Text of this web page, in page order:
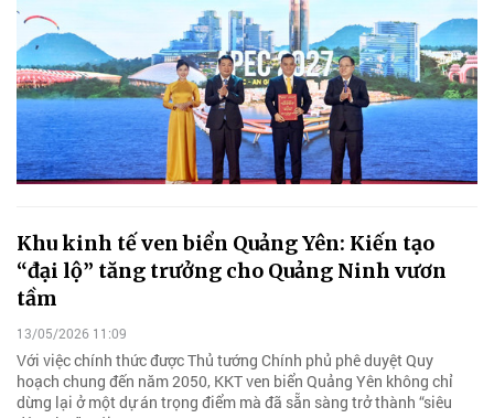
Khu kinh tế ven biển Quảng Yên: Kiến tạo
“đại lộ” tăng trưởng cho Quảng Ninh vươn
tầm
13/05/2026 11:09
Với việc chính thức được Thủ tướng Chính phủ phê duyệt Quy
hoạch chung đến năm 2050, KKT ven biển Quảng Yên không chỉ
dừng lại ở một dự án trọng điểm mà đã sẵn sàng trở thành “siêu